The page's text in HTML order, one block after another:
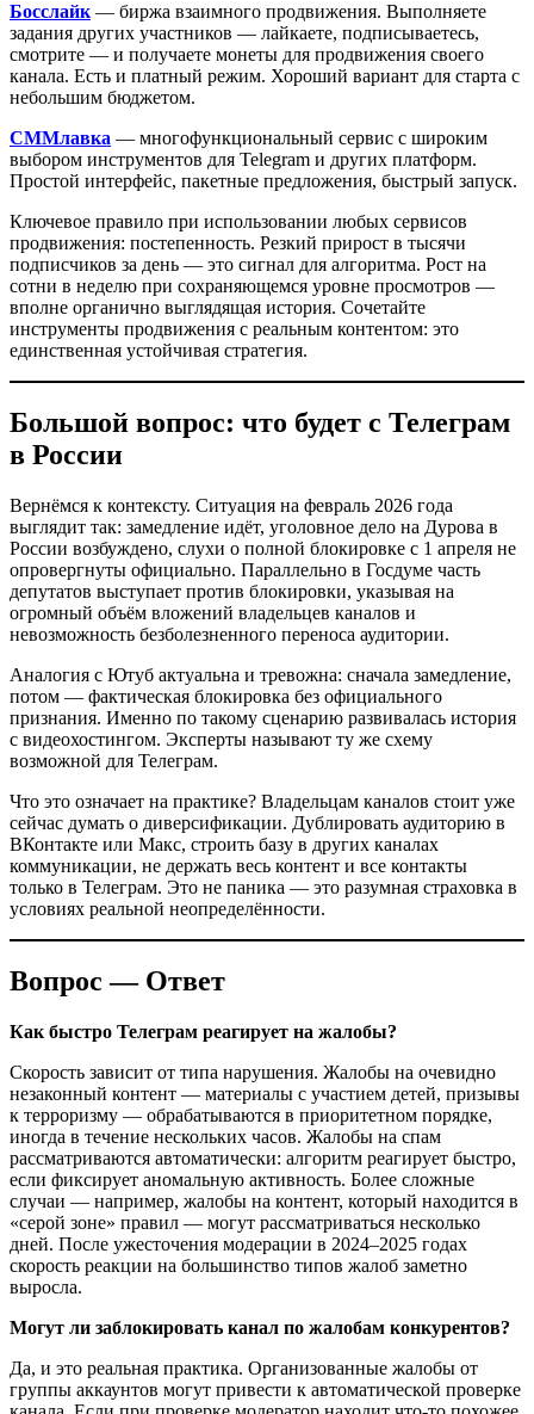
Босслайк — биржа взаимного продвижения. Выполняете
задания других участников — лайкаете, подписываетесь,
смотрите — и получаете монеты для продвижения своего
канала. Есть и платный режим. Хороший вариант для старта с
небольшим бюджетом.
СММлавка — многофункциональный сервис с широким
выбором инструментов для Telegram и других платформ.
Простой интерфейс, пакетные предложения, быстрый запуск.
Ключевое правило при использовании любых сервисов
продвижения: постепенность. Резкий прирост в тысячи
подписчиков за день — это сигнал для алгоритма. Рост на
сотни в неделю при сохраняющемся уровне просмотров —
вполне органично выглядящая история. Сочетайте
инструменты продвижения с реальным контентом: это
единственная устойчивая стратегия.
Большой вопрос: что будет с Телеграм
в России
Вернёмся к контексту. Ситуация на февраль 2026 года
выглядит так: замедление идёт, уголовное дело на Дурова в
России возбуждено, слухи о полной блокировке с 1 апреля не
опровергнуты официально. Параллельно в Госдуме часть
депутатов выступает против блокировки, указывая на
огромный объём вложений владельцев каналов и
невозможность безболезненного переноса аудитории.
Аналогия с Ютуб актуальна и тревожна: сначала замедление,
потом — фактическая блокировка без официального
признания. Именно по такому сценарию развивалась история
с видеохостингом. Эксперты называют ту же схему
возможной для Телеграм.
Что это означает на практике? Владельцам каналов стоит уже
сейчас думать о диверсификации. Дублировать аудиторию в
ВКонтакте или Макс, строить базу в других каналах
коммуникации, не держать весь контент и все контакты
только в Телеграм. Это не паника — это разумная страховка в
условиях реальной неопределённости.
Вопрос — Ответ
Как быстро Телеграм реагирует на жалобы?
Скорость зависит от типа нарушения. Жалобы на очевидно
незаконный контент — материалы с участием детей, призывы
к терроризму — обрабатываются в приоритетном порядке,
иногда в течение нескольких часов. Жалобы на спам
рассматриваются автоматически: алгоритм реагирует быстро,
если фиксирует аномальную активность. Более сложные
случаи — например, жалобы на контент, который находится в
«серой зоне» правил — могут рассматриваться несколько
дней. После ужесточения модерации в 2024–2025 годах
скорость реакции на большинство типов жалоб заметно
выросла.
Могут ли заблокировать канал по жалобам конкурентов?
Да, и это реальная практика. Организованные жалобы от
группы аккаунтов могут привести к автоматической проверке